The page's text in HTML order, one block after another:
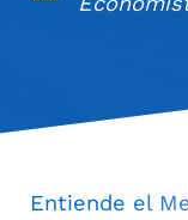
Entiende el